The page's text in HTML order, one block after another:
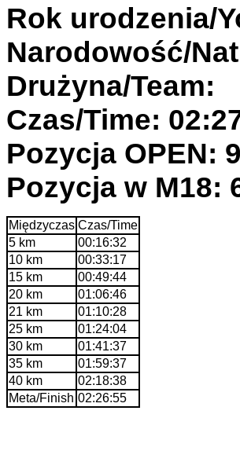
Rok urodzenia/
Narodowość/
Drużyna/Team:
Czas/Time:
Pozycja OPEN: 9
Pozycja w M18:
Międzyczas Czas/Time
5 km
00:16:32
10 km
00:33:17
15 km
00:49:44
20 km
01:06:46
21 km
01:10:28
25 km
01:24:04
30 km
01:41:37
35 km
01:59:37
40 km
02:18:38
Meta/Finish 02:26:55